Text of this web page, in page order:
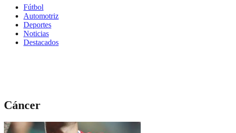
Fútbol
Automotriz
Deportes
Noticias
Destacados
Cáncer